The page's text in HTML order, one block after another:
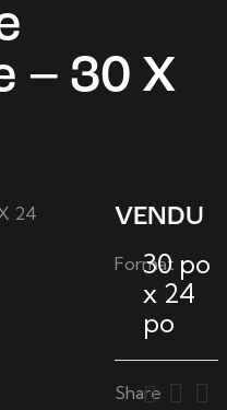
– 30 X
VENDU
Format30 po
x 24
po
Share